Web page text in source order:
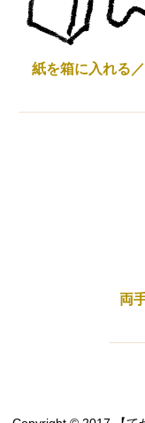
紙を箱に入れる
両